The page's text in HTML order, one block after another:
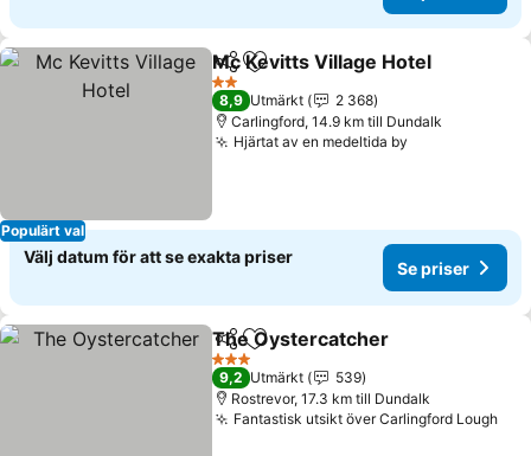
Populärt val
Dela Lägg till i Mina Favoriter
Mc Kevitts Village Hotel
2 Stjärnor
8,9 Utmärkt
2 368
Carlingford, 14.9 km till Dundalk
Hjärtat av en medeltida by
Välj datum för att se exakta priser
Se priser
Dela Lägg till i Mina Favoriter
The Oystercatcher
3 Stjärnor
9,2 Utmärkt
539
Rostrevor, 17.3 km till Dundalk
Fantastisk utsikt över Carlingford LoughSe